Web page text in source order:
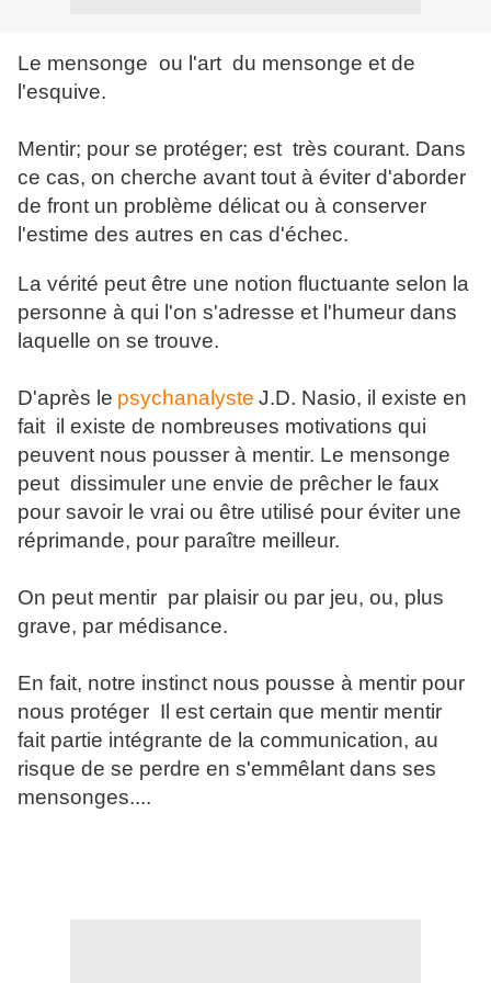
Le mensonge ou l'art du mensonge et de
l'esquive.
Mentir; pour se protéger; est très courant. Dans
ce cas, on cherche avant tout à éviter d'aborder
de front un problème délicat ou à conserver
l'estime des autres en cas d'échec.
La vérité peut être une notion fluctuante selon la
personne à qui l'on s'adresse et l'humeur dans
laquelle on se trouve.
D'après le psychanalyste J.D. Nasio, il existe en
fait il existe de nombreuses motivations qui
peuvent nous pousser à mentir. Le mensonge
peut dissimuler une envie de prêcher le faux
pour savoir le vrai ou être utilisé pour éviter une
réprimande, pour paraître meilleur.
On peut mentir par plaisir ou par jeu, ou, plus
grave, par médisance.
En fait, notre instinct nous pousse à mentir pour
nous protéger Il est certain que mentir mentir
fait partie intégrante de la communication, au
risque de se perdre en s'emmêlant dans ses
mensonges....